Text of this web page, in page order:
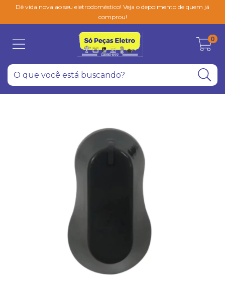
Dê vida nova ao seu eletrodoméstico! Veja o depoimento de quem já
comprou!
0